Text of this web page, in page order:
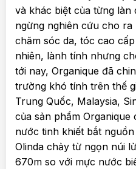
và khác biệt của từng làn
ngừng nghiên cứu cho
chăm sóc da, tóc cao
nhiên, lành tính nhưng
tới nay, Organique đã
trường khó tính trên thế
Trung Quốc, Malaysia,
của sản phẩm
nước tinh khiết bắt
Olinda chảy từ ngọn núi
670m so với mực nước